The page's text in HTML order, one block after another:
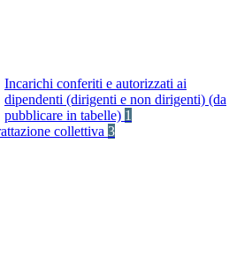
Incarichi conferiti e autorizzati ai
dipendenti (dirigenti e non dirigenti) (da
pubblicare in tabelle) 1
collettiva 3